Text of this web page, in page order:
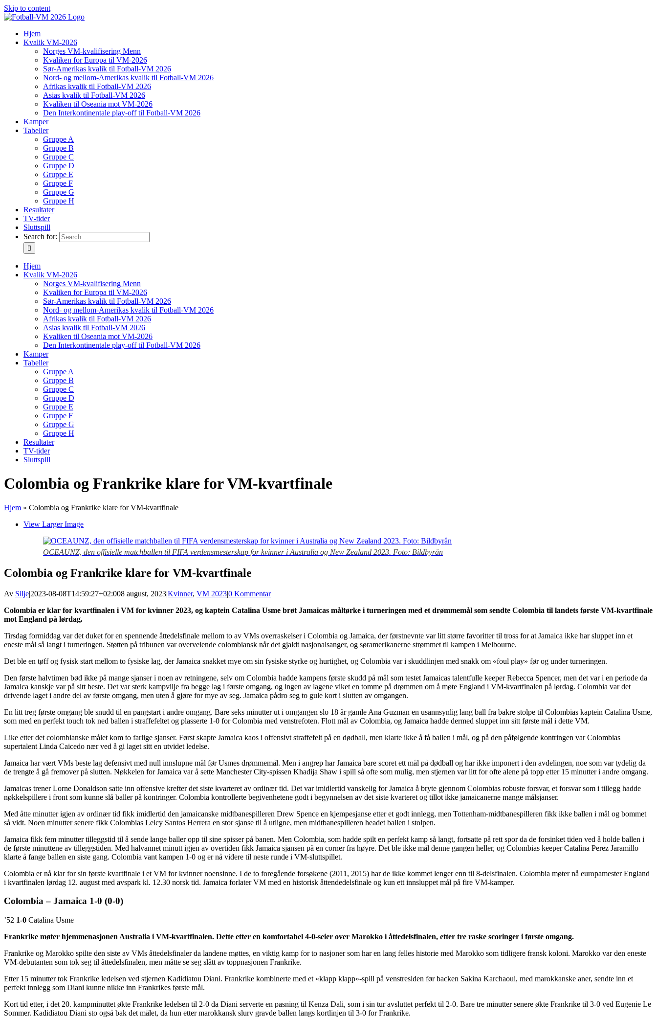
Skip to content
Hjem
Kvalik VM-2026
Norges VM-kvalifisering Menn
Kvaliken for Europa til VM-2026
Sør-Amerikas kvalik til Fotball-VM 2026
Nord- og mellom-Amerikas kvalik til Fotball-VM 2026
Afrikas kvalik til Fotball-VM 2026
Asias kvalik til Fotball-VM 2026
Kvaliken til Oseania mot VM-2026
Den Interkontinentale play-off til Fotball-VM 2026
Kamper
Tabeller
Gruppe A
Gruppe B
Gruppe C
Gruppe D
Gruppe E
Gruppe F
Gruppe G
Gruppe H
Resultater
TV-tider
Sluttspill
Search for:
Hjem
Kvalik VM-2026
Norges VM-kvalifisering Menn
Kvaliken for Europa til VM-2026
Sør-Amerikas kvalik til Fotball-VM 2026
Nord- og mellom-Amerikas kvalik til Fotball-VM 2026
Afrikas kvalik til Fotball-VM 2026
Asias kvalik til Fotball-VM 2026
Kvaliken til Oseania mot VM-2026
Den Interkontinentale play-off til Fotball-VM 2026
Kamper
Tabeller
Gruppe A
Gruppe B
Gruppe C
Gruppe D
Gruppe E
Gruppe F
Gruppe G
Gruppe H
Resultater
TV-tider
Sluttspill
Colombia og Frankrike klare for VM-kvartfinale
Hjem » Colombia og Frankrike klare for VM-kvartfinale
View Larger Image
OCEAUNZ, den offisielle matchballen til FIFA verdensmesterskap for kvinner i Australia og New Zealand 2023. Foto: Bildbyrån
Colombia og Frankrike klare for VM-kvartfinale
Av Silje|2023-08-08T14:59:27+02:008 august, 2023|Kvinner, VM 2023|0 Kommentar
Colombia er klar for kvartfinalen i VM for kvinner 2023, og kaptein Catalina Usme brøt Jamaicas måltørke i turneringen med et drømmemål som sendte Colombia til landets første VM-kvartfinale
mot England på lørdag.
Tirsdag formiddag var det duket for en spennende åttedelsfinale mellom to av VMs overraskelser i Colombia og Jamaica, der førstnevnte var litt større favoritter til tross for at Jamaica ikke har sluppet inn et
eneste mål så langt i turneringen. Støtten på tribunen var overveiende colombiansk når det gjaldt nasjonalsanger, og søramerikanerne strømmet til kampen i Melbourne.
Det ble en tøff og fysisk start mellom to fysiske lag, der Jamaica snakket mye om sin fysiske styrke og hurtighet, og Colombia var i skuddlinjen med snakk om «foul play» før og under turneringen.
Den første halvtimen bød ikke på mange sjanser i noen av retningene, selv om Colombia hadde kampens første skudd på mål som testet Jamaicas talentfulle keeper Rebecca Spencer, men det var i en periode da
Jamaica kanskje var på sitt beste. Det var sterk kampvilje fra begge lag i første omgang, og ingen av lagene viket en tomme på drømmen om å møte England i VM-kvartfinalen på lørdag. Colombia var det
drivende laget i andre del av første omgang, men uten å gjøre for mye av seg. Jamaica pådro seg to gule kort i slutten av omgangen.
En litt treg første omgang ble snudd til en pangstart i andre omgang. Bare seks minutter ut i omgangen slo 18 år gamle Ana Guzman en usannsynlig lang ball fra bakre stolpe til Colombias kaptein Catalina Usme,
som med en perfekt touch tok ned ballen i straffefeltet og plasserte 1-0 for Colombia med venstrefoten. Flott mål av Colombia, og Jamaica hadde dermed sluppet inn sitt første mål i dette VM.
Like etter det colombianske målet kom to farlige sjanser. Først skapte Jamaica kaos i offensivt straffefelt på en dødball, men klarte ikke å få ballen i mål, og på den påfølgende kontringen var Colombias
supertalent Linda Caicedo nær ved å gi laget sitt en utvidet ledelse.
Jamaica har vært VMs beste lag defensivt med null innslupne mål før Usmes drømmemål. Men i angrep har Jamaica bare scoret ett mål på dødball og har ikke imponert i den avdelingen, noe som var tydelig da
de trengte å gå fremover på slutten. Nøkkelen for Jamaica var å sette Manchester City-spissen Khadija Shaw i spill så ofte som mulig, men stjernen var litt for ofte alene på topp etter 15 minutter i andre omgang.
Jamaicas trener Lorne Donaldson satte inn offensive krefter det siste kvarteret av ordinær tid. Det var imidlertid vanskelig for Jamaica å bryte gjennom Colombias robuste forsvar, et forsvar som i tillegg hadde
nøkkelspillere i front som kunne slå baller på kontringer. Colombia kontrollerte begivenhetene godt i begynnelsen av det siste kvarteret og tillot ikke jamaicanerne mange målsjanser.
Med åtte minutter igjen av ordinær tid fikk imidlertid den jamaicanske midtbanespilleren Drew Spence en kjempesjanse etter et godt innlegg, men Tottenham-midtbanespilleren fikk ikke ballen i mål og bommet
så vidt. Noen minutter senere fikk Colombias Leicy Santos Herrera en stor sjanse til å utligne, men midtbanespilleren headet ballen i stolpen.
Jamaica fikk fem minutter tilleggstid til å sende lange baller opp til sine spisser på banen. Men Colombia, som hadde spilt en perfekt kamp så langt, fortsatte på rett spor da de forsinket tiden ved å holde ballen i
de første minuttene av tilleggstiden. Med halvannet minutt igjen av overtiden fikk Jamaica sjansen på en corner fra høyre. Det ble ikke mål denne gangen heller, og Colombias keeper Catalina Perez Jaramillo
klarte å fange ballen en siste gang. Colombia vant kampen 1-0 og er nå videre til neste runde i VM-sluttspillet.
Colombia er nå klar for sin første kvartfinale i et VM for kvinner noensinne. I de to foregående forsøkene (2011, 2015) har de ikke kommet lenger enn til 8-delsfinalen. Colombia møter nå europamester England
i kvartfinalen lørdag 12. august med avspark kl. 12.30 norsk tid. Jamaica forlater VM med en historisk åttendedelsfinale og kun ett innsluppet mål på fire VM-kamper.
Colombia – Jamaica 1-0 (0-0)
’52 1-0 Catalina Usme
Frankrike møter hjemmenasjonen Australia i VM-kvartfinalen. Dette etter en komfortabel 4-0-seier over Marokko i åttedelsfinalen, etter tre raske scoringer i første omgang.
Frankrike og Marokko spilte den siste av VMs åttedelsfinaler da landene møttes, en viktig kamp for to nasjoner som har en lang felles historie med Marokko som tidligere fransk koloni. Marokko var den eneste
VM-debutanten som tok seg til åttedelsfinalen, men måtte se seg slått av toppnasjonen Frankrike.
Etter 15 minutter tok Frankrike ledelsen ved stjernen Kadidiatou Diani. Frankrike kombinerte med et «klapp klapp»-spill på venstresiden før backen Sakina Karchaoui, med marokkanske aner, sendte inn et
perfekt innlegg som Diani kunne nikke inn Frankrikes første mål.
Kort tid etter, i det 20. kampminuttet økte Frankrike ledelsen til 2-0 da Diani serverte en pasning til Kenza Dali, som i sin tur avsluttet perfekt til 2-0. Bare tre minutter senere økte Frankrike til 3-0 ved Eugenie Le
Sommer. Kadidiatou Diani sto også bak det målet, da hun etter marokkansk slurv gravde ballen langs kortlinjen til 3-0 for Frankrike.